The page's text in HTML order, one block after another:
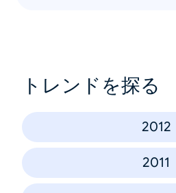
トレンドを探る
2012
2011